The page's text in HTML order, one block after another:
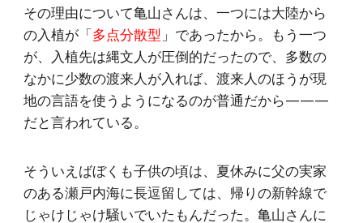
その理由について亀山さんは、一つには大陸から
の入植が「多点分散型 」であったから。もう一つ
が、入植先は縄文人が圧倒的だったので、多数の
なかに少数の渡来人が入れば、渡来人のほうが現
地の言語を使うようになるのが普通だから———
だと言われている。
そういえばぼくも子供の頃は、夏休みに父の実家
のある瀬戸内海に長逗留しては、帰りの新幹線で
じゃけじゃけ騒いでいたもんだった。亀山さんに